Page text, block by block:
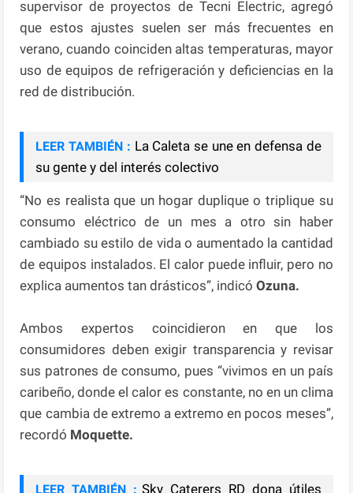
supervisor de proyectos de Tecni Electric, agregó
que estos ajustes suelen ser más frecuentes en
verano, cuando coinciden altas temperaturas, mayor
uso de equipos de refrigeración y deficiencias en la
red de distribución.
LEER TAMBIÉN : La Caleta se une en defensa de
su gente y del interés colectivo
“No es realista que un hogar duplique o triplique su
consumo eléctrico de un mes a otro sin haber
cambiado su estilo de vida o aumentado la cantidad
de equipos instalados. El calor puede influir, pero no
explica aumentos tan drásticos”, indicóOzuna.
Ambos expertos coincidieron en que los
consumidores deben exigir transparencia y revisar
sus patrones de consumo, pues “vivimos en un país
caribeño, donde el calor es constante, no en un clima
que cambia de extremo a extremo en pocos meses”,
recordó Moquette.
LEER TAMBIÉN : Sky Caterers RD dona útiles